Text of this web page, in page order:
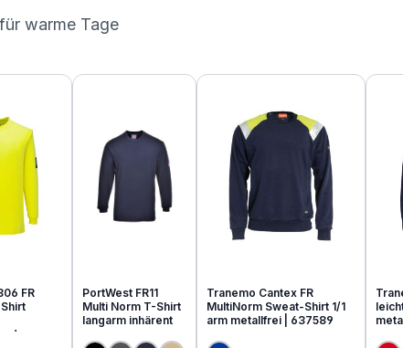
warme Tage
FR
PortWest FR11
Multi Norm T-Shirt
langarm inhärent
Tranemo Cantex FR
MultiNorm Sweat-Shirt 1/1
arm metallfrei | 637589